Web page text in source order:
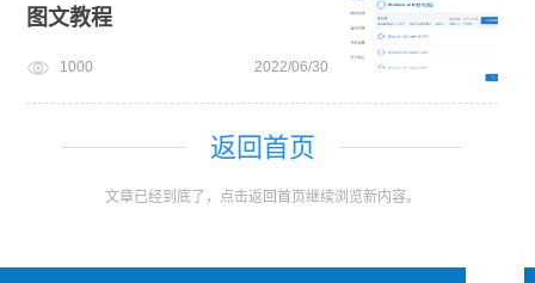
图文教程
1000 2022/06/30
返回首页
文章已经到底了，点击返回首页继续浏览新内容。